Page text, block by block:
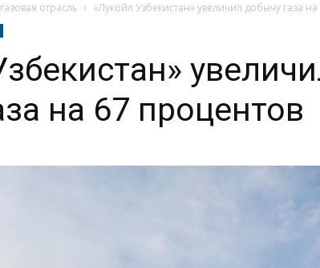
отрасль «Лукойл Узбекистан» увеличил добычу газа
на 67 процентов